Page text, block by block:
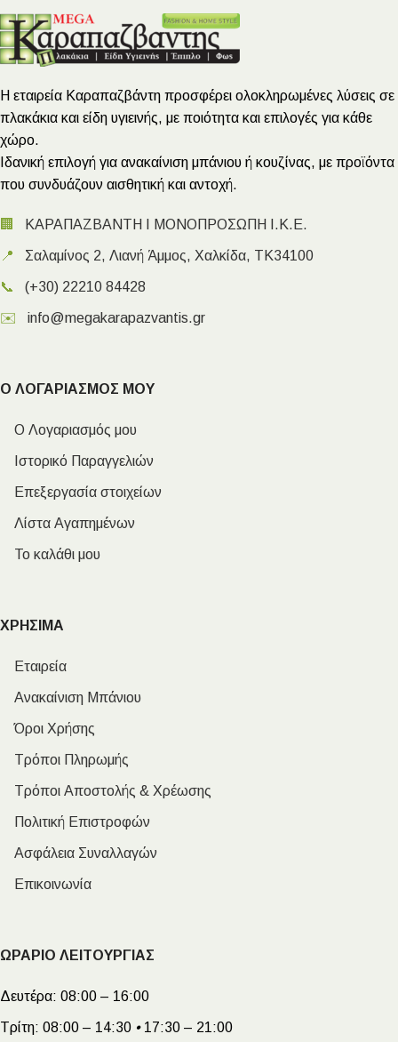
Η εταιρεία Καραπαζβάντη προσφέρει ολοκληρωμένες λύσεις σε
πλακάκια και είδη υγιεινής, με ποιότητα και επιλογές για κάθε
χώρο.
Ιδανική επιλογή για ανακαίνιση μπάνιου ή κουζίνας, με προϊόντα
που συνδυάζουν αισθητική και αντοχή.
🏢 ΚΑΡΑΠΑΖΒΑΝΤΗ Ι ΜΟΝΟΠΡΟΣΩΠΗ Ι.Κ.Ε.
📍 Σαλαμίνος 2, Λιανή Άμμος, Χαλκίδα, ΤΚ34100
📞 (+30) 22210 84428
✉️ info@megakarapazvantis.gr
Ο ΛΟΓΑΡΙΑΣΜΟΣ ΜΟΥ
Ο Λογαριασμός μου
Ιστορικό Παραγγελιών
Επεξεργασία στοιχείων
Λίστα Αγαπημένων
Το καλάθι μου
ΧΡΗΣΙΜΑ
Εταιρεία
Ανακαίνιση Μπάνιου
Όροι Χρήσης
Τρόποι Πληρωμής
Τρόποι Αποστολής & Χρέωσης
Πολιτική Επιστροφών
Ασφάλεια Συναλλαγών
Επικοινωνία
ΩΡΑΡΙΟ ΛΕΙΤΟΥΡΓΙΑΣ
Δευτέρα: 08:00 – 16:00
Τρίτη: 08:00 – 14:30 •17:30 – 21:00